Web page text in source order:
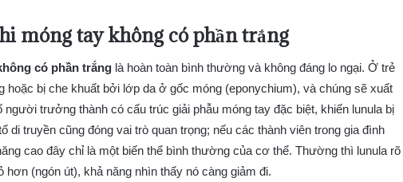
móng tay không có phần trắng
có phần trắng là hoàn toàn bình thường và không đáng lo ngại. Ở trẻ
hoặc bị che khuất bởi lớp da ở gốc móng (eponychium), và chúng sẽ xuất
trưởng thành có cấu trúc giải phẫu móng tay đặc biệt, khiến lunula bị
di truyền cũng đóng vai trò quan trọng; nếu các thành viên trong gia đình
cao đây chỉ là một biến thể bình thường của cơ thể. Thường thì lunula rõ
(ngón út), khả năng nhìn thấy nó càng giảm đi.